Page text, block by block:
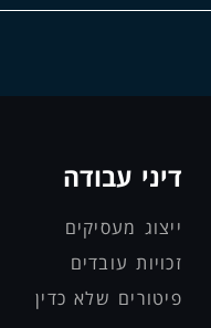
דיני עבודה
ייצוג מעסיקים
זכויות עובדים
פיטורים שלא כדין